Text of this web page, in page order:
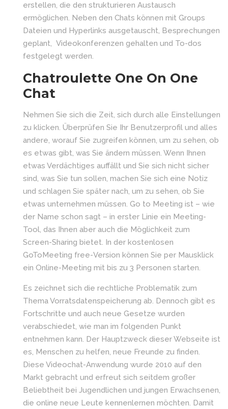
erstellen, die den strukturieren Austausch
ermöglichen. Neben den Chats können mit Groups
Dateien und Hyperlinks ausgetauscht, Besprechungen
geplant, Videokonferenzen gehalten und To-dos
festgelegt werden.
Chatroulette One On One
Chat
Nehmen Sie sich die Zeit, sich durch alle Einstellungen
zu klicken. Überprüfen Sie Ihr Benutzerprofil und alles
andere, worauf Sie zugreifen können, um zu sehen, ob
es etwas gibt, was Sie ändern müssen. Wenn Ihnen
etwas Verdächtiges auffällt und Sie sich nicht sicher
sind, was Sie tun sollen, machen Sie sich eine Notiz
und schlagen Sie später nach, um zu sehen, ob Sie
etwas unternehmen müssen. Go to Meeting ist – wie
der Name schon sagt – in erster Linie ein Meeting-
Tool, das Ihnen aber auch die Möglichkeit zum
Screen-Sharing bietet. In der kostenlosen
GoToMeeting free-Version können Sie per Mausklick
ein Online-Meeting mit bis zu 3 Personen starten.
Es zeichnet sich die rechtliche Problematik zum
Thema Vorratsdatenspeicherung ab. Dennoch gibt es
Fortschritte und auch neue Gesetze wurden
verabschiedet, wie man im folgenden Punkt
entnehmen kann. Der Hauptzweck dieser Webseite ist
es, Menschen zu helfen, neue Freunde zu finden.
Diese Videochat-Anwendung wurde 2010 auf den
Markt gebracht und erfreut sich seitdem großer
Beliebtheit bei Jugendlichen und jungen Erwachsenen,
die online neue Leute kennenlernen möchten. Damit